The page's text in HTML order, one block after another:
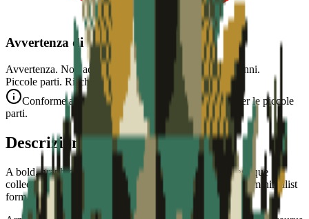
Avvertenza di Sicurezza
Avvertenza. Non adatto a bambini di età inferiore a 3 anni.
Piccole parti. Rischio di soffocamento.
Conforme alle norme di sicurezza CE (EN 71-1) per le piccole
parti.
Descrizione
A bold, graphic stegosaurus — part of the Monde Jurassique
collectible art puzzle series. Prehistoric armor in timeless minimalist
form.